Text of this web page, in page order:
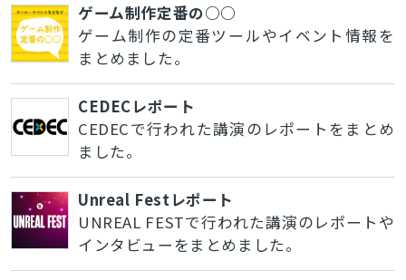
ゲーム制作定番の○○
ゲーム制作の定番ツールやイベント情報を
まとめました。
CEDECレポート
CEDECで行われた講演のレポートをまとめ
ました。
Unreal Festレポート
UNREAL FESTで行われた講演のレポートや
インタビューをまとめました。